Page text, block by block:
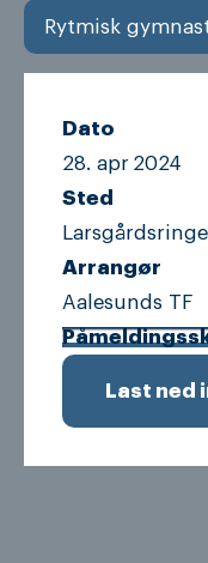
Rytmisk
Dato
28. apr 2024
Sted
Arrangør
Aalesunds TF
Last ned